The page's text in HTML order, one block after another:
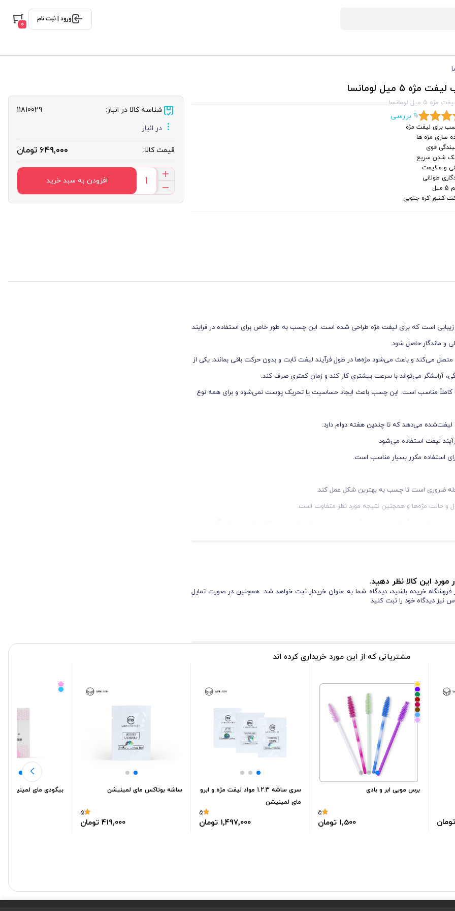
ورود | ثبت نام
0
مژه ۵ میل لومانسا
۵ میل لومانسا
9 بررسی
برای لیفت مژه
سازی مژه ها
قوی
شدن سریع
و ملایمت
طولانی
کشور کره جنوبی
شناسه کالا در انبار:
11810029
در انبار
قیمت کالا: 649٬000 تومان
افزودن به سبد خرید
در صنعت زیبایی است که برای لیفت مژه طراحی شده است. این چسب به طور خاص برای استفاده در فرایند
و ماندگار حاصل شود.
می‌کند و باعث می‌شود مژه‌ها در طول فرآیند لیفت ثابت و بدون حرکت باقی بمانند. یکی از
می‌تواند با سرعت بیشتری کار کند و زمان کمتری صرف کند.
کاملاً مناسب است. این چسب باعث ایجاد حساسیت یا تحریک پوست نمی‌شود و برای همه نوع
لیفت‌شده می‌دهد که تا چندین هفته دوام دارد.
لیفت استفاده می‌شود
به طور یکنواخت بر روی بیگودی پخش شود تا تمام سطح مژه‌ها به خوبی به بیگودی
پد قرار می‌گیرند و با کمک ابزار مخصوص (شانه لیفت) به بیگودی فیکس می‌شوند. چسب لومانسا
مژه‌ها جلوگیری می‌کند.
این کالا نظر دهید.
فروشگاه خریده باشید، دیدگاه شما به عنوان خریدار ثبت خواهد شد. همچنین در صورت تمایل
نیز دیدگاه خود را ثبت کنید
مشتریانی که از این مورد خریداری کرده اند
برس مویی ابر و بادی
5
1٬500 تومان
سری ساشه 1.2.3 مواد لیفت مژه و ابرو
مای لمینیشن
5
1٬497٬000 تومان
ساشه بوتاکس مای لمینیشن
5
419٬000 تومان
بیگودی مای لمینیشن